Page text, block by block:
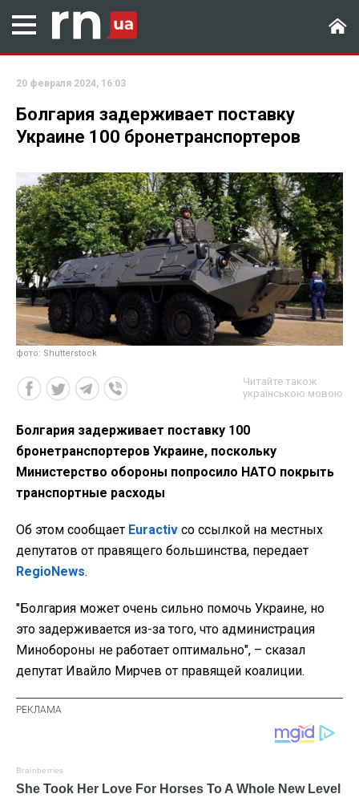
20 февраля 2024, 16:03
Болгария задерживает поставку
Украине 100 бронетранспортеров
фото: Shutterstock
Читайте також
українською мовою
Болгария задерживает поставку 100
бронетранспортеров Украине, поскольку
Министерство обороны попросило НАТО покрыть
транспортные расходы
Об этом сообщает Euractiv со ссылкой на местных
депутатов от правящего большинства, передает
RegioNews.
"Болгария может очень сильно помочь Украине, но
это задерживается из-за того, что администрация
Минобороны не работает оптимально", – сказал
депутат Ивайло Мирчев от правящей коалиции.